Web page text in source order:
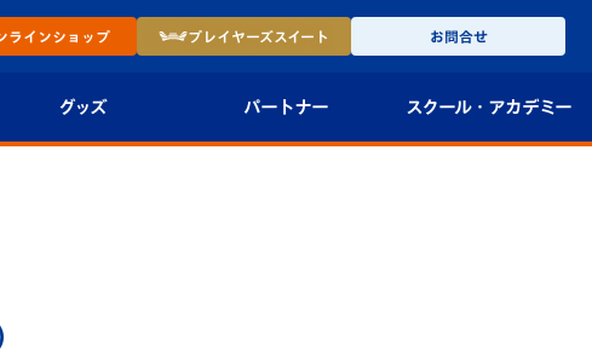
ラインショップ プレイヤーズスイート お問合せ
グッズ
舗情報
パートナー スクール・ アカデミー